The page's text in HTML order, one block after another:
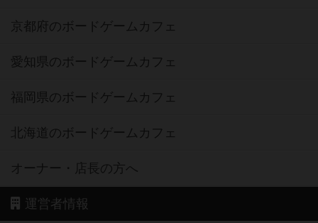
京都府のボードゲームカフェ
愛知県のボードゲームカフェ
福岡県のボードゲームカフェ
北海道のボードゲームカフェ
オーナー・店長の方へ
運営者情報